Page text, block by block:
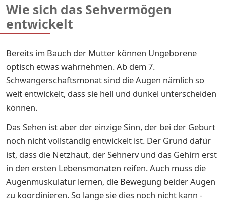
Wie sich das Sehvermögen
entwickelt
Bereits im Bauch der Mutter können Ungeborene
optisch etwas wahrnehmen. Ab dem 7.
Schwangerschaftsmonat sind die Augen nämlich so
weit entwickelt, dass sie hell und dunkel unterscheiden
können.
Das Sehen ist aber der einzige Sinn, der bei der Geburt
noch nicht vollständig entwickelt ist. Der Grund dafür
ist, dass die Netzhaut, der Sehnerv und das Gehirn erst
in den ersten Lebensmonaten reifen. Auch muss die
Augenmuskulatur lernen, die Bewegung beider Augen
zu koordinieren. So lange sie dies noch nicht kann -